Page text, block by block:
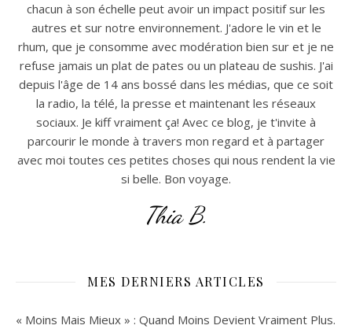
chacun à son échelle peut avoir un impact positif sur les
autres et sur notre environnement. J'adore le vin et le
rhum, que je consomme avec modération bien sur et je ne
refuse jamais un plat de pates ou un plateau de sushis. J'ai
depuis l'âge de 14 ans bossé dans les médias, que ce soit
la radio, la télé, la presse et maintenant les réseaux
sociaux. Je kiff vraiment ça! Avec ce blog, je t'invite à
parcourir le monde à travers mon regard et à partager
avec moi toutes ces petites choses qui nous rendent la vie
si belle. Bon voyage.
Thia B.
MES DERNIERS ARTICLES
« Moins Mais Mieux » : Quand Moins Devient Vraiment Plus.